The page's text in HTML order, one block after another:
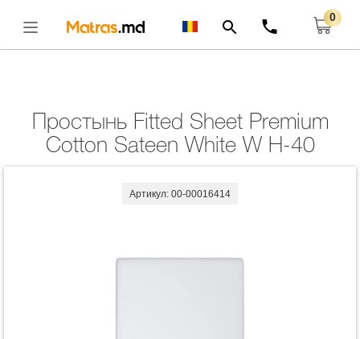
0
Простынь Fitted Sheet Premium Cotton Sateen White W
H-40
Cotton Sateen White W H-40
Артикул: 00-00016414